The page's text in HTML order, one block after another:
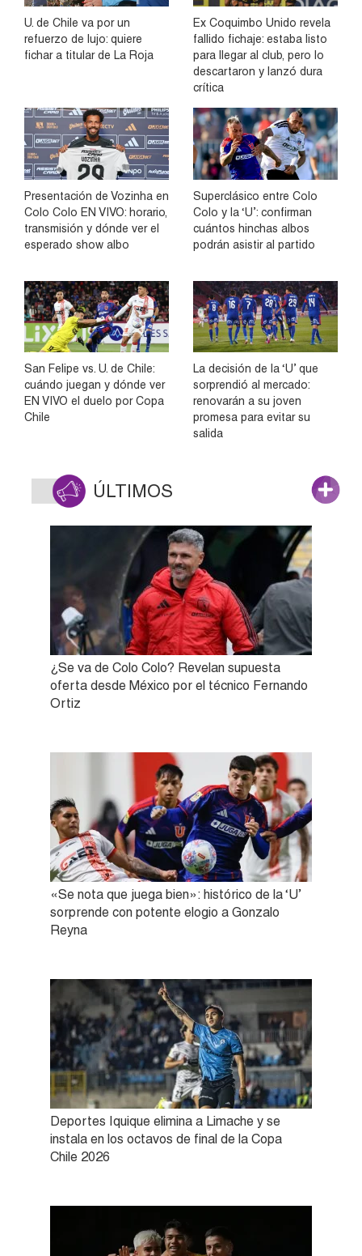
U. de Chile va por un
refuerzo de lujo: quiere
fichar a titular de La Roja
Ex Coquimbo Unido revela
fallido fichaje: estaba listo
para llegar al club, pero lo
descartaron y lanzó dura
crítica
Presentación de Vozinha en
Colo Colo EN VIVO: horario,
transmisión y dónde ver el
esperado show albo
Superclásico entre Colo
Colo y la ‘U’: confirman
cuántos hinchas albos
podrán asistir al partido
San Felipe vs. U. de Chile:
cuándo juegan y dónde ver
EN VIVO el duelo por Copa
Chile
La decisión de la ‘U’ que
sorprendió al mercado:
renovarán a su joven
promesa para evitar su
salida
ÚLTIMOS
¿Se va de Colo Colo? Revelan supuesta
oferta desde México por el técnico Fernando
Ortiz
«Se nota que juega bien»: histórico de la ‘U’
sorprende con potente elogio a Gonzalo
Reyna
Deportes Iquique elimina a Limache y se
instala en los octavos de final de la Copa
Chile 2026